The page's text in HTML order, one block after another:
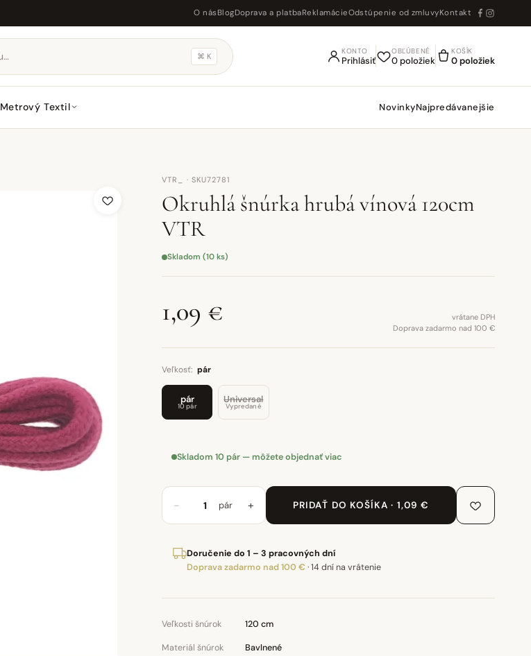
O nás BlogDoprava a platbaReklamácieOdstúpenie od zmluvyKontakt
⌘ K
KONTO
Prihlásiť
OBĽÚBENÉ
0 položiek
KOŠÍK
0 položiek
Metrový Textil NovinkyNajpredávanejšie
VTR_ · SKU72781
Okruhlá šnúrka hrubá vínová 120cm
VTR
Skladom (10 ks)
1,09 €
vrátane DPH
Doprava zadarmo nad 100 €
Veľkosť: pár
pár
10 pár
Universal
Vypredané
Skladom 10 pár — môžete objednať viac
− pár + PRIDAŤ DO KOŠÍKA · 1,09 €
Doručenie do 1 – 3 pracovných dní
Doprava zadarmo nad 100 € ·14 dní na vrátenie
Veľkosti šnúrok 120 cm
Materiál šnúrok Bavlnené